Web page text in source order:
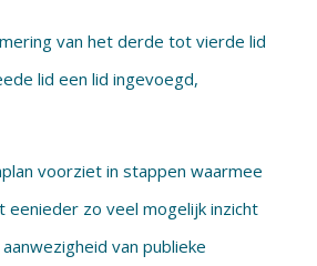
van het derde tot vierde lid
lid een lid ingevoegd,
voorziet in stappen waarmee
zo veel mogelijk inzicht
van publieke